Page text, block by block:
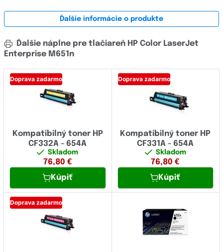
Ďalšie informácie o produkte
Ďalšie náplne pre tlačiareň HP Color LaserJet
Enterprise M651n
Doprava zadarmo
Kompatibilný toner HP
CF332A - 654A
Skladom
76,80 €
Kúpiť
Doprava zadarmo
Kompatibilný toner HP
CF331A - 654A
Skladom
76,80 €
Kúpiť
Doprava zadarmo